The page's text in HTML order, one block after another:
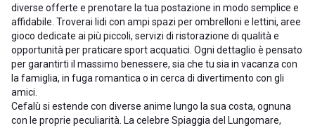
diverse offerte e prenotare la tua postazione in modo semplice e
affidabile. Troverai lidi con ampi spazi per ombrelloni e lettini, aree
gioco dedicate ai più piccoli, servizi di ristorazione di qualità e
opportunità per praticare sport acquatici. Ogni dettaglio è pensato
per garantirti il massimo benessere, sia che tu sia in vacanza con
la famiglia, in fuga romantica o in cerca di divertimento con gli
amici.
Cefalù si estende con diverse anime lungo la sua costa, ognuna
con le proprie peculiarità. La celebre Spiaggia del Lungomare,